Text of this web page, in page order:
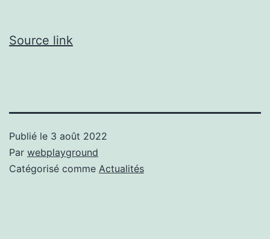
Source link
Publié le 3 août 2022
Par webplayground
Catégorisé comme Actualités